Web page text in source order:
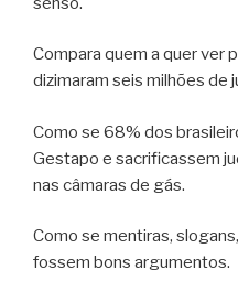
Compara quem a quer ver
dizimaram seis milhões de
Como se 68% dos
Gestapo e sacrificassem
nas câmaras de gás.
Como se mentiras,
fossem bons argumentos.